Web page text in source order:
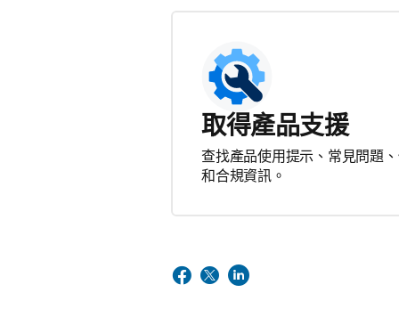
取得產品支援
查找產品使用提示、常見問題
和合規資訊。